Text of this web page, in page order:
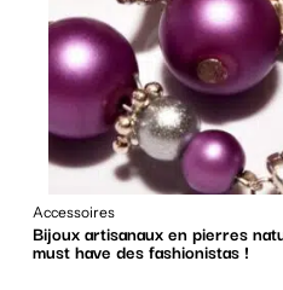
Accessoires
Bijoux artisanaux en pierres
must have des fashionistas !